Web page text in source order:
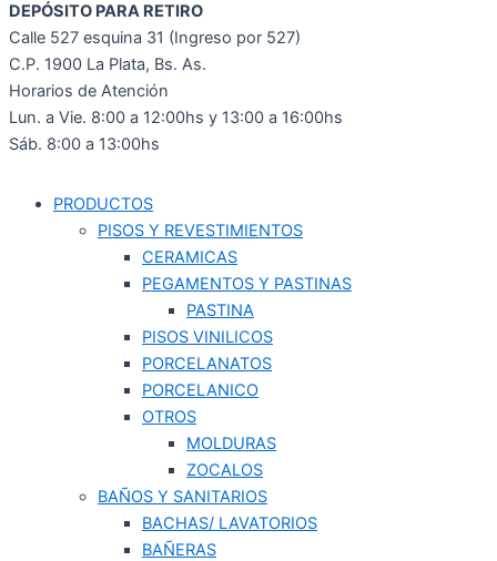
DEPÓSITO PARA RETIRO
Calle 527 esquina 31 (Ingreso por 527)
C.P. 1900 La Plata, Bs. As.
Horarios de Atención
Lun. a Vie. 8:00 a 12:00hs y 13:00 a 16:00hs
Sáb. 8:00 a 13:00hs
PRODUCTOS
PISOS Y REVESTIMIENTOS
CERAMICAS
PEGAMENTOS Y PASTINAS
PASTINA
PISOS VINILICOS
PORCELANATOS
PORCELANICO
OTROS
MOLDURAS
ZOCALOS
BAÑOS Y SANITARIOS
BACHAS/ LAVATORIOS
BAÑERAS